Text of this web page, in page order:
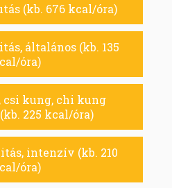
(kb. 676 kcal/óra)
általános (kb. 135
óra)
csi kung, chi kung
225 kcal/óra)
intenzív (kb. 210
óra)